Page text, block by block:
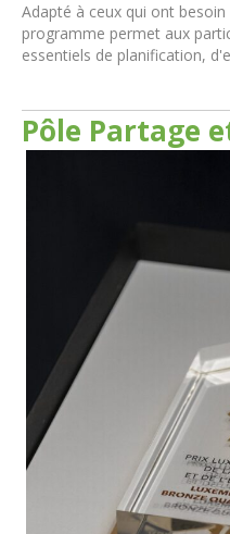
Adapté à ceux qui ont
programme permet aux
essentiels de planification,
Pôle Partage